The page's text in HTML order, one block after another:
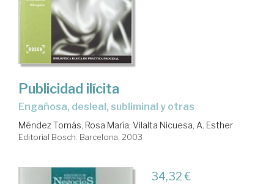
Publicidad ilícita
engañosa, desleal, subliminal y otras
Méndez Tomás, Rosa María; Vilalta Nicuesa, A. Esther
Editorial Bosch. Barcelona, 2003
34,32 €